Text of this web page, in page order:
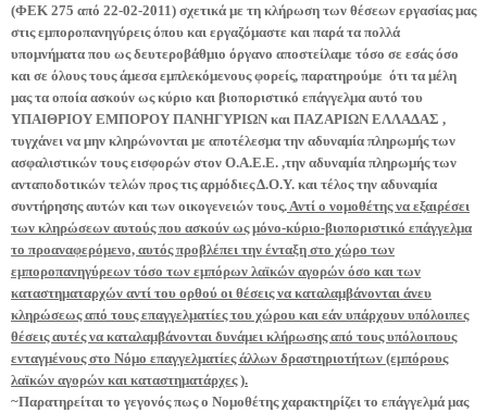
(ΦΕΚ 275 από 22-02-2011) σχετικά με τη κλήρωση των θέσεων εργασίας μας
στις εμποροπανηγύρεις όπου και εργαζόμαστε και παρά τα πολλά
υπομνήματα που ως δευτεροβάθμιο όργανο αποστείλαμε τόσο σε εσάς όσο
και σε όλους τους άμεσα εμπλεκόμενους φορείς, παρατηρούμε ότι τα μέλη
μας τα οποία ασκούν ως κύριο και βιοποριστικό επάγγελμα αυτό του
ΥΠΑΙΘΡΙΟΥ ΕΜΠΟΡΟΥ ΠΑΝΗΓΥΡΙΩΝ και ΠΑΖΑΡΙΩΝ ΕΛΛΑΔΑΣ ,
τυγχάνει να μην κληρώνονται με αποτέλεσμα την αδυναμία πληρωμής των
ασφαλιστικών τους εισφορών στον Ο.Α.Ε.Ε. ,την αδυναμία πληρωμής των
ανταποδοτικών τελών προς τις αρμόδιες Δ.Ο.Υ. και τέλος την αδυναμία
συντήρησης αυτών και των οικογενειών τους. Αντί ο νομοθέτης να εξαιρέσει
των κληρώσεων αυτούς που ασκούν ως μόνο-κύριο-βιοποριστικό επάγγελμα
το προαναφερόμενο, αυτός προβλέπει την ένταξη στο χώρο των
εμποροπανηγύρεων τόσο των εμπόρων λαϊκών αγορών όσο και των
καταστηματαρχών αντί του ορθού οι θέσεις να καταλαμβάνονται άνευ
κληρώσεως από τους επαγγελματίες του χώρου και εάν υπάρχουν υπόλοιπες
θέσεις αυτές να καταλαμβάνονται δυνάμει κλήρωσης από τους υπόλοιπους
ενταγμένους στο Νόμο επαγγελματίες άλλων δραστηριοτήτων (εμπόρους
λαϊκών αγορών και καταστηματάρχες ).
~Παρατηρείται το γεγονός πως ο Νομοθέτης χαρακτηρίζει το επάγγελμά μας